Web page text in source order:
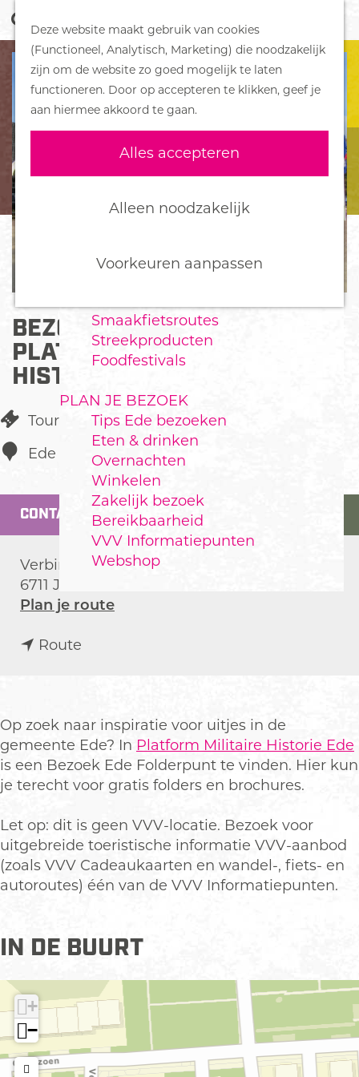
Deze website maakt gebruik van cookies
(Functioneel, Analytisch, Marketing) die noodzakelijk
zijn om de website zo goed mogelijk te laten
functioneren. Door op accepteren te klikken, geef je
aan hiermee akkoord te gaan.
Alles accepteren
Alleen noodzakelijk
Voorkeuren aanpassen
G
a
r
d
e
h
o
m
e
a
g
e
o
e
k
e
n
M
e
n
u
DORPEN
Bennekom
De Klomp
Deelen
Ederveen
Harskamp
Hoenderloo
Wekerom
Smaakfietsroutes
Streekproducten
Foodfestivals
PLAN JE BEZOEK
Tips Ede bezoeken
Eten & drinken
Overnachten
Winkelen
Zakelijk bezoek
Bereikbaarheid
VVV Informatiepunten
Webshop
BEZOEK EDE FOLDERPUNT -
PLATFORM MILITAIRE
HISTORIE EDE
Tourist Information Point
Ede
CONTACT
Verbindelaarsweg 100
6711 JC
Plan je routen
z
o
e
k
d
e
F
o
e
p
u
n
t
-
Route
B
e
z
o
k
E
d
e
e
r
u
n
Op zoek naar inspiratie voor uitjes in de
gemeente Ede? In Platform Militaire Historie Ede
is een Bezoek Ede Folderpunt te vinden. Hier kun
je terecht voor gratis folders en brochures.
Let op: dit is geen VVV-locatie. Bezoek voor
uitgebreide toeristische informatie VVV-aanbod
(zoals VVV Cadeaukaarten en wandel-, fiets- en
autoroutes) één van de VVV Informatiepunten.
IN DE BUURT
+
−